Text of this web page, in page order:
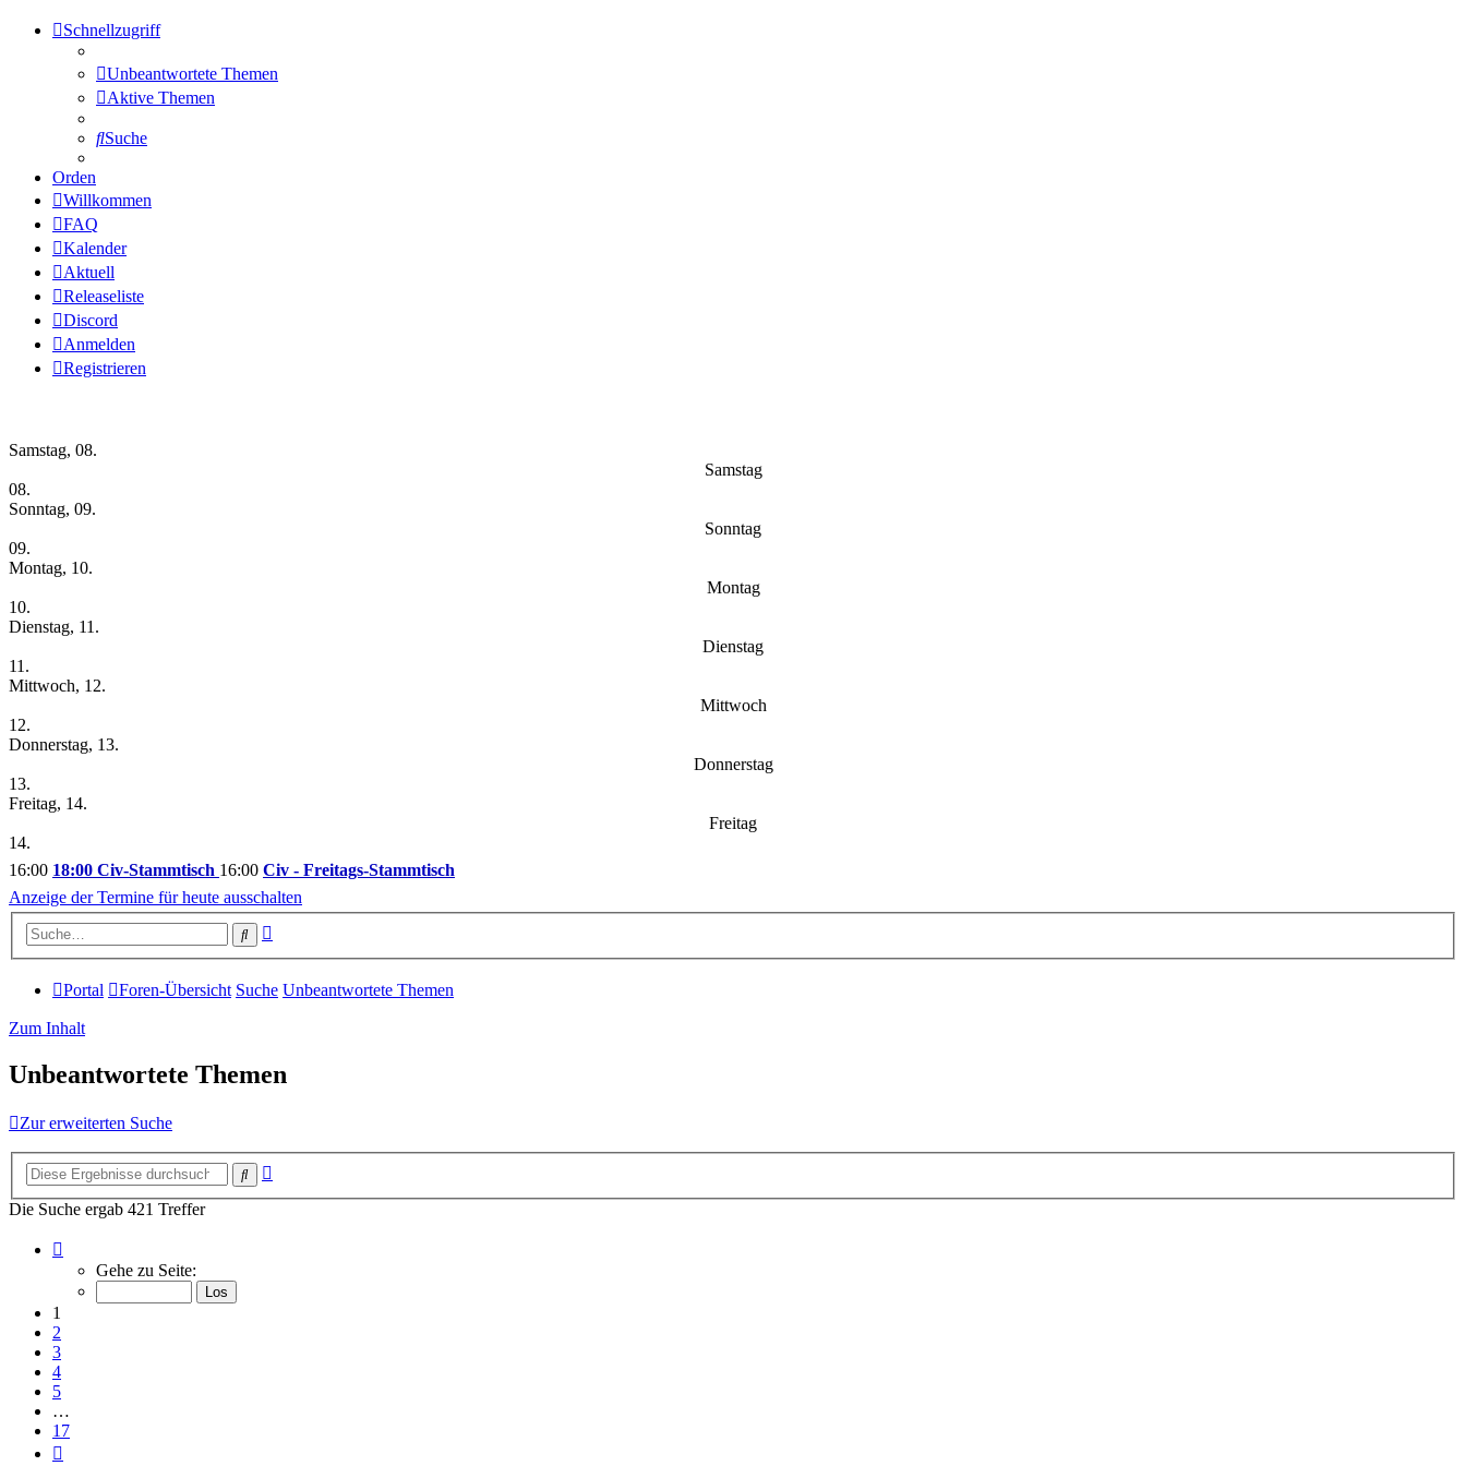
Schnellzugriff
Unbeantwortete Themen
Aktive Themen
Suche
Orden
Willkommen
FAQ
Kalender
Aktuell
Releaseliste
Discord
Anmelden
Registrieren
Samstag, 08.
Samstag
08.
Sonntag, 09.
Sonntag
09.
Montag, 10.
Montag
10.
Dienstag, 11.
Dienstag
11.
Mittwoch, 12.
Mittwoch
12.
Donnerstag, 13.
Donnerstag
13.
Freitag, 14.
Freitag
14.
16:00 18:00 Civ-Stammtisch 16:00 Civ - Freitags-Stammtisch
Anzeige der Termine für heute ausschalten
Suche
Portal Foren-Übersicht Suche Unbeantwortete Themen
Zum Inhalt
Unbeantwortete Themen
Zur erweiterten Suche
Suche
Die Suche ergab 421 Treffer
von
Gehe zu Seite:
1
2
3
4
5
…
17